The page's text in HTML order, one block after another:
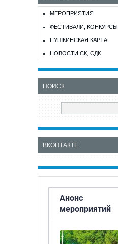
МЕРОПРИЯТИЯ
ФЕСТИВАЛИ, КОНКУРСЫ
ПУШКИНСКАЯ КАРТА
НОВОСТИ СК, СДК
ПОИСК
ВКОНТАКТЕ